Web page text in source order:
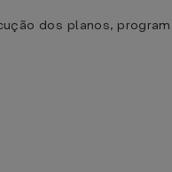
dos planos,